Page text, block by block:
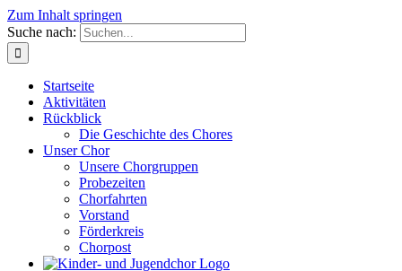
Zum Inhalt springen
Suche nach:
Startseite
Aktivitäten
Rückblick
Die Geschichte des Chores
Unser Chor
Unsere Chorgruppen
Probezeiten
Chorfahrten
Vorstand
Förderkreis
Chorpost